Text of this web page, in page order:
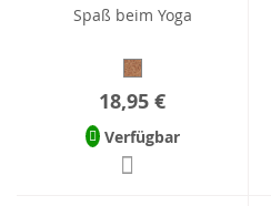
Spaß beim Yoga
18,95 €
Verfügbar